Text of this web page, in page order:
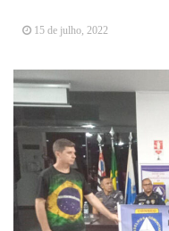
TOP
15 de julho, 2022